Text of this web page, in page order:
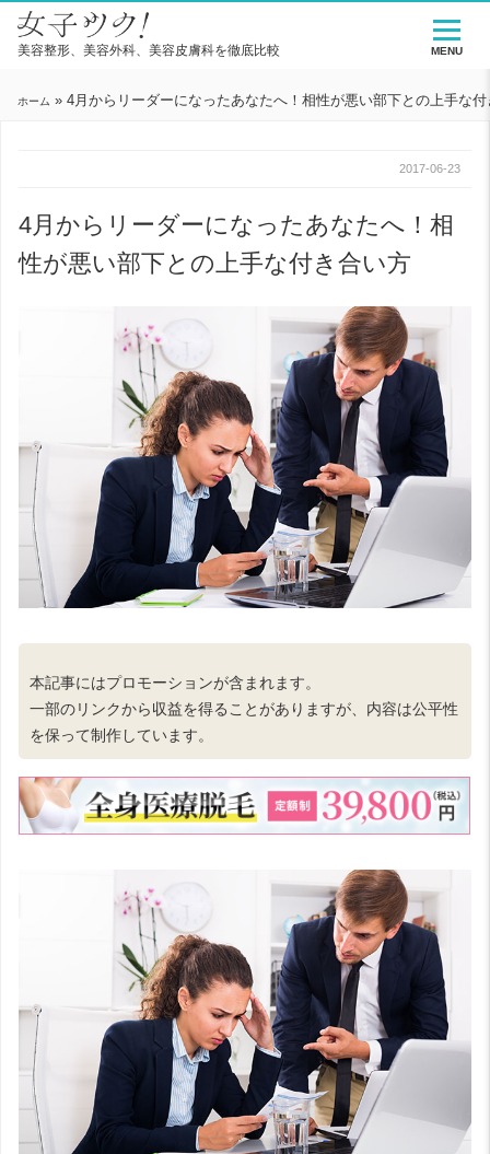
美容整形、美容外科、美容皮膚科を徹底比較
ホーム » 4月からリーダーになったあなたへ！相性が悪い部下との上手な
2017-06-23
4月からリーダーになったあなたへ！相
性が悪い部下との上手な付き合い方
本記事にはプロモーションが含まれます。
一部のリンクから収益を得ることがありますが、内容は公平性
を保って制作しています。
MENU